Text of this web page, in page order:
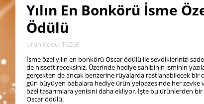
Yılın En Bonkörü İsme
Ödülü
Ürün Kodu: T6266
İsme özel yılın en bonkörü Oscar ödülü ile sevdiklerinizi
de hissettireceksiniz. Üzerinde hediye sahibinin isminin
gerçekten de ancak benzerine rüyalarda rastlanabilecek bir
gün büyüyen babalara hediye ürün yelpazesinde her zevke
özel tasarımlara yenisini daha ekliyor. İşte bu ürünlerden
Oscar ödülü.